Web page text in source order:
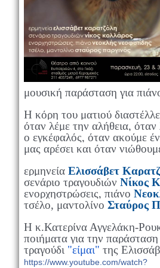
μουσική παράσταση για
Η κόρη του ματιού
όταν λέμε την αλήθεια, όταν
ο εγκέφαλός, όταν ακούμε
μας αρέσει και όταν
ερμηνεία Ελισσάβετ
σενάριο τραγουδιών Νίκος
ενορχηστρώσεις, πιάνο
τσέλο, μαντολίνο Σταύρος
Η κ.Κατερίνα Αγγελάκη-
ποιήματα για την παράσταση
τραγούδι "είμαι" της
https://www.youtube.com/watch?